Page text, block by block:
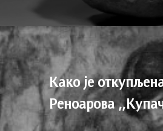
Како је
Реноарова